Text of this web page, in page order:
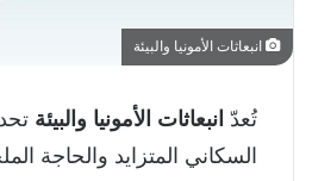
انبعاثات الأمونيا والبيئة
تُعدّ انبعاثات الأمونيا والبيئة
السكاني المتزايد والحاجة